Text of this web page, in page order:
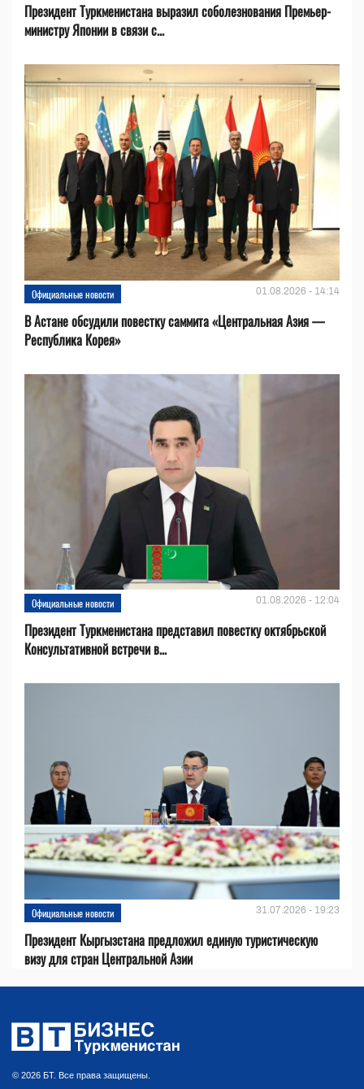
Президент Туркменистана выразил соболезнования Премьер-
министру Японии в связи с...
Официальные новости 01.08.2026 - 14:14
В Астане обсудили повестку саммита «Центральная Азия —
Республика Корея»
Официальные новости 01.08.2026 - 12:04
Президент Туркменистана представил повестку октябрьской
Консультативной встречи в...
Официальные новости 31.07.2026 - 19:23
Президент Кыргызстана предложил единую туристическую
визу для стран Центральной Азии
© 2026 БТ. Все права защищены.